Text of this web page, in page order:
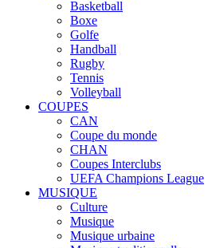
Basketball
Boxe
Golfe
Handball
Rugby
Tennis
Volleyball
COUPES
CAN
Coupe du monde
CHAN
Coupes Interclubs
UEFA Champions League
MUSIQUE
Culture
Musique
Musique urbaine